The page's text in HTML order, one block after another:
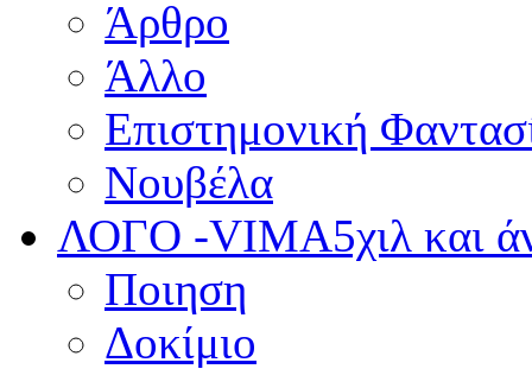
Άρθρο
Άλλο
Επιστημονική
Νουβέλα
ΛΟΓΟ -VIMA5χιλ και
Ποιηση
Δοκίμιο